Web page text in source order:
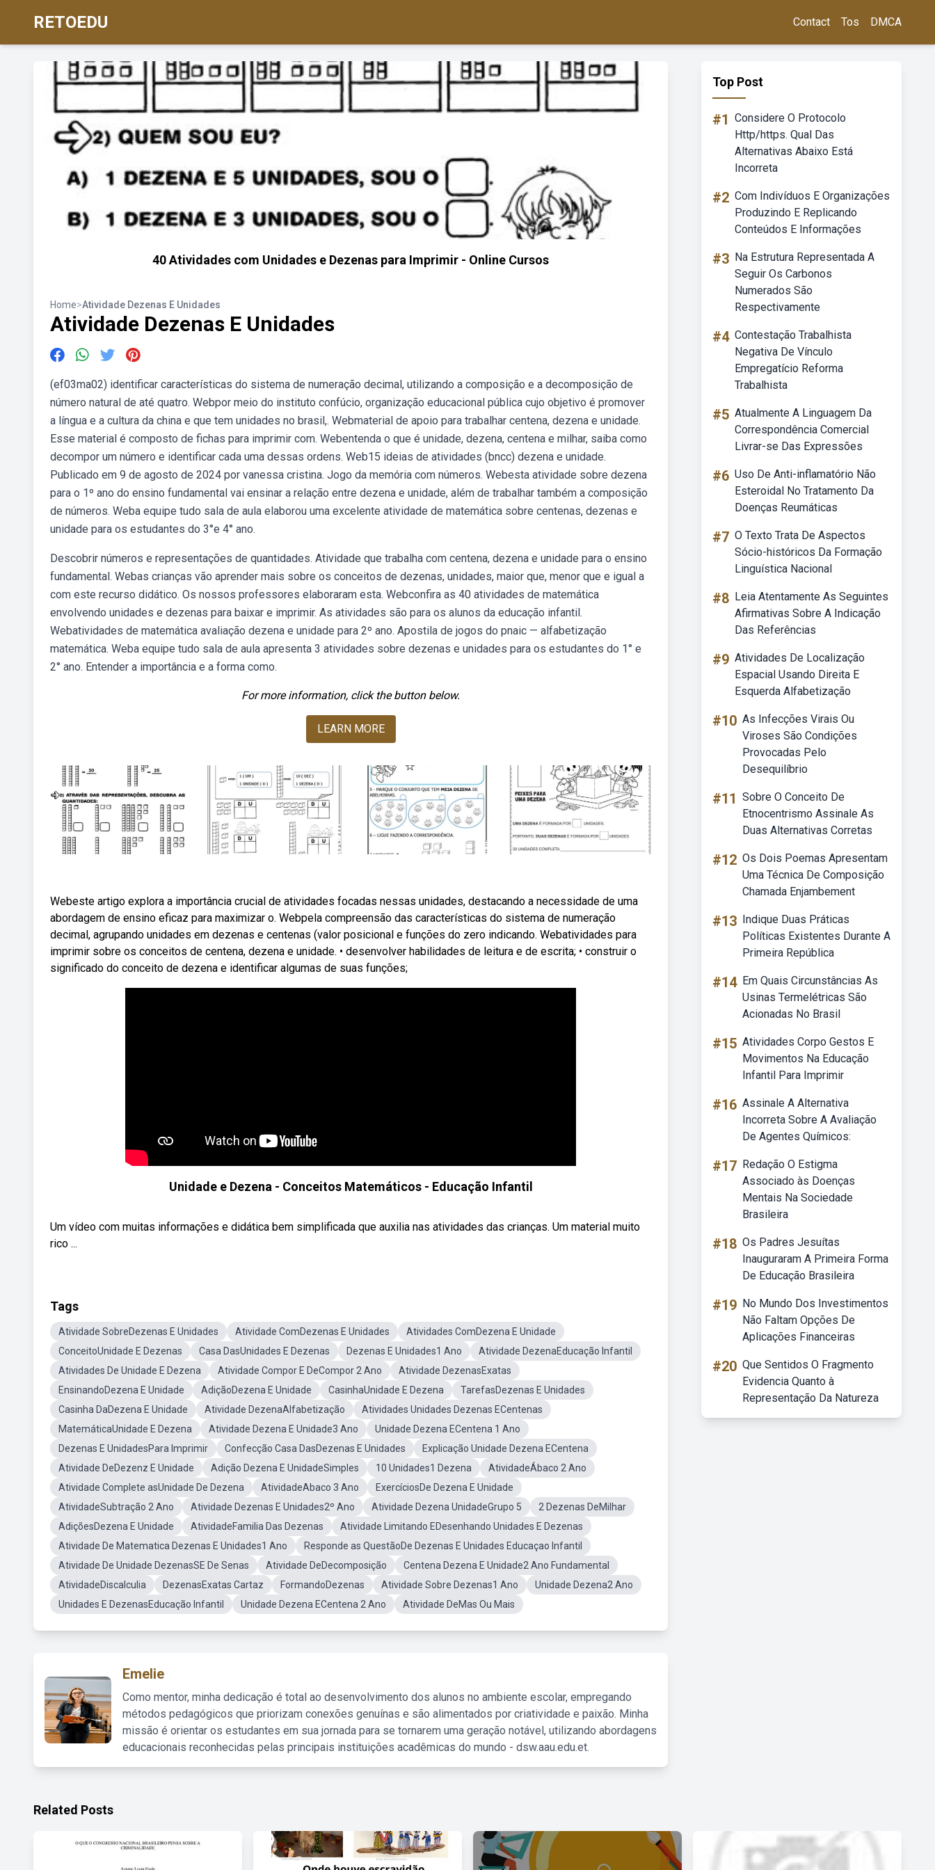
RETOEDU Contact Tos DMCA
40 Atividades com Unidades e Dezenas para Imprimir - Online Cursos
Home>Atividade Dezenas E Unidades
Atividade Dezenas E Unidades
(ef03ma02) identificar características do sistema de numeração decimal, utilizando a composição e a decomposição de
número natural de até quatro. Webpor meio do instituto confúcio, organização educacional pública cujo objetivo é promover
a língua e a cultura da china e que tem unidades no brasil,. Webmaterial de apoio para trabalhar centena, dezena e unidade.
Esse material é composto de fichas para imprimir com. Webentenda o que é unidade, dezena, centena e milhar, saiba como
decompor um número e identificar cada uma dessas ordens. Web15 ideias de atividades (bncc) dezena e unidade.
Publicado em 9 de agosto de 2024 por vanessa cristina. Jogo da memória com números. Webesta atividade sobre dezena
para o 1º ano do ensino fundamental vai ensinar a relação entre dezena e unidade, além de trabalhar também a composição
de números. Weba equipe tudo sala de aula elaborou uma excelente atividade de matemática sobre centenas, dezenas e
unidade para os estudantes do 3°e 4° ano.
Descobrir números e representações de quantidades. Atividade que trabalha com centena, dezena e unidade para o ensino
fundamental. Webas crianças vão aprender mais sobre os conceitos de dezenas, unidades, maior que, menor que e igual a
com este recurso didático. Os nossos professores elaboraram esta. Webconfira as 40 atividades de matemática
envolvendo unidades e dezenas para baixar e imprimir. As atividades são para os alunos da educação infantil.
Webatividades de matemática avaliação dezena e unidade para 2º ano. Apostila de jogos do pnaic — alfabetização
matemática. Weba equipe tudo sala de aula apresenta 3 atividades sobre dezenas e unidades para os estudantes do 1° e
2° ano. Entender a importância e a forma como.
For more information, click the button below.
LEARN MORE
Webeste artigo explora a importância crucial de atividades focadas nessas unidades, destacando a necessidade de uma
abordagem de ensino eficaz para maximizar o. Webpela compreensão das características do sistema de numeração
decimal, agrupando unidades em dezenas e centenas (valor posicional e funções do zero indicando. Webatividades para
imprimir sobre os conceitos de centena, dezena e unidade. • desenvolver habilidades de leitura e de escrita; • construir o
significado do conceito de dezena e identificar algumas de suas funções;
Unidade e Dezena - Conceitos Matemáticos - Educação Infantil
Um vídeo com muitas informações e didática bem simplificada que auxilia nas atividades das crianças. Um material muito
rico ...
Tags
Atividade SobreDezenas E Unidades Atividade ComDezenas E Unidades
Atividades ComDezena E Unidade
ConceitoUnidade E Dezenas
Casa DasUnidades E Dezenas Dezenas E Unidades1 Ano
Atividade DezenaEducação Infantil
Atividades De Unidade E Dezena
Atividade Compor E DeCompor 2 Ano
Atividade DezenasExatas
EnsinandoDezena E Unidade
AdiçãoDezena E Unidade CasinhaUnidade E Dezena
TarefasDezenas E Unidades
Casinha DaDezena E Unidade
Atividade DezenaAlfabetização
Atividades Unidades Dezenas ECentenas
MatemáticaUnidade E Dezena
Atividade Dezena E Unidade3 Ano
Unidade Dezena ECentena 1 Ano
Dezenas E UnidadesPara Imprimir
Confecção Casa DasDezenas E Unidades
Explicação Unidade Dezena ECentena
Atividade DeDezenz E Unidade
Adição Dezena E UnidadeSimples 10 Unidades1 Dezena
AtividadeÁbaco 2 Ano
Atividade Complete asUnidade De Dezena
AtividadeAbaco 3 Ano
ExercíciosDe Dezena E Unidade
AtividadeSubtração 2 Ano
Atividade Dezenas E Unidades2º Ano Atividade Dezena UnidadeGrupo 5
2 Dezenas DeMilhar
AdiçõesDezena E Unidade
AtividadeFamilia Das Dezenas
Atividade Limitando EDesenhando Unidades E Dezenas
Atividade De Matematica Dezenas E Unidades1 Ano
Responde as QuestãoDe Dezenas E Unidades Educaçao Infantil
Atividade De Unidade DezenasSE De Senas
Atividade DeDecomposição
Centena Dezena E Unidade2 Ano Fundamental
AtividadeDiscalculia
DezenasExatas Cartaz FormandoDezenas Atividade Sobre Dezenas1 Ano
Unidade Dezena2 Ano
Unidades E DezenasEducação Infantil
Unidade Dezena ECentena 2 Ano Atividade DeMas Ou Mais
Emelie
Como mentor, minha dedicação é total ao desenvolvimento dos alunos no ambiente escolar, empregando
métodos pedagógicos que priorizam conexões genuínas e são alimentados por criatividade e paixão. Minha
missão é orientar os estudantes em sua jornada para se tornarem uma geração notável, utilizando abordagens
educacionais reconhecidas pelas principais instituições acadêmicas do mundo - dsw.aau.edu.et.
Top Post
#1 Considere O Protocolo
Http/https. Qual Das
Alternativas Abaixo Está
Incorreta
#2 Com Indivíduos E Organizações
Produzindo E Replicando
Conteúdos E Informações
#3 Na Estrutura Representada A
Seguir Os Carbonos
Numerados São
Respectivamente
#4 Contestação Trabalhista
Negativa De Vínculo
Empregatício Reforma
Trabalhista
#5 Atualmente A Linguagem Da
Correspondência Comercial
Livrar-se Das Expressões
#6 Uso De Anti-inflamatório Não
Esteroidal No Tratamento Da
Doenças Reumáticas
#7 O Texto Trata De Aspectos
Sócio-históricos Da Formação
Linguística Nacional
#8 Leia Atentamente As Seguintes
Afirmativas Sobre A Indicação
Das Referências
#9 Atividades De Localização
Espacial Usando Direita E
Esquerda Alfabetização
#10 As Infecções Virais Ou
Viroses São Condições
Provocadas Pelo
Desequilíbrio
#11 Sobre O Conceito De
Etnocentrismo Assinale As
Duas Alternativas Corretas
#12 Os Dois Poemas Apresentam
Uma Técnica De Composição
Chamada Enjambement
#13 Indique Duas Práticas
Políticas Existentes Durante A
Primeira República
#14 Em Quais Circunstâncias As
Usinas Termelétricas São
Acionadas No Brasil
#15 Atividades Corpo Gestos E
Movimentos Na Educação
Infantil Para Imprimir
#16 Assinale A Alternativa
Incorreta Sobre A Avaliação
De Agentes Químicos:
#17 Redação O Estigma
Associado às Doenças
Mentais Na Sociedade
Brasileira
#18 Os Padres Jesuítas
Inauguraram A Primeira Forma
De Educação Brasileira
#19 No Mundo Dos Investimentos
Não Faltam Opções De
Aplicações Financeiras
#20 Que Sentidos O Fragmento
Evidencia Quanto à
Representação Da Natureza
Related Posts